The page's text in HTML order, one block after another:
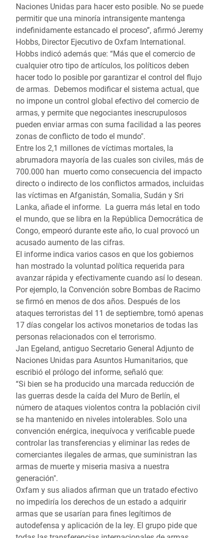
Naciones Unidas para hacer esto posible. No se puede
permitir que una minoría intransigente mantenga
indefinidamente estancado el proceso”, afirmó Jeremy
Hobbs, Director Ejecutivo de Oxfam International.
Hobbs indicó además que: “Más que el comercio de
cualquier otro tipo de artículos, los políticos deben
hacer todo lo posible por garantizar el control del flujo
de armas. Debemos modificar el sistema actual, que
no impone un control global efectivo del comercio de
armas, y permite que negociantes inescrupulosos
pueden enviar armas con suma facilidad a las peores
zonas de conflicto de todo el mundo".
Entre los 2,1 millones de víctimas mortales, la
abrumadora mayoría de las cuales son civiles, más de
700.000 han muerto como consecuencia del impacto
directo o indirecto de los conflictos armados, incluidas
las víctimas en Afganistán, Somalia, Sudán y Sri
Lanka, añade el informe. La guerra más letal en todo
el mundo, que se libra en la República Democrática de
Congo, empeoró durante este año, lo cual provocó un
acusado aumento de las cifras.
El informe indica varios casos en que los gobiernos
han mostrado la voluntad política requerida para
avanzar rápida y efectivamente cuando así lo desean.
Por ejemplo, la Convención sobre Bombas de Racimo
se firmó en menos de dos años. Después de los
ataques terroristas del 11 de septiembre, tomó apenas
17 días congelar los activos monetarios de todas las
personas relacionados con el terrorismo.
Jan Egeland, antiguo Secretario General Adjunto de
Naciones Unidas para Asuntos Humanitarios, que
escribió el prólogo del informe, señaló que:
“Si bien se ha producido una marcada reducción de
las guerras desde la caída del Muro de Berlín, el
número de ataques violentos contra la población civil
se ha mantenido en niveles intolerables. Solo una
convención enérgica, inequívoca y verificable puede
controlar las transferencias y eliminar las redes de
comerciantes ilegales de armas, que suministran las
armas de muerte y miseria masiva a nuestra
generación".
Oxfam y sus aliados afirman que un tratado efectivo
no impediría los derechos de un estado a adquirir
armas que se usarían para fines legítimos de
autodefensa y aplicación de la ley. El grupo pide que